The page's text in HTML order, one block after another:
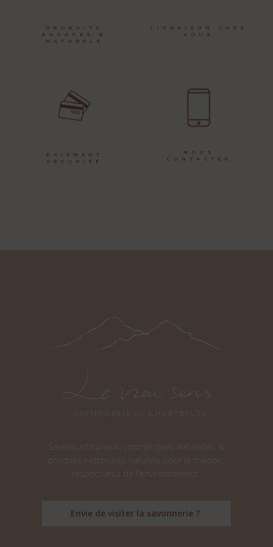
PRODUITS
ENGAGÉS &
NATURELS
LIVRAISON CHEZ
VOUS
PAIEMENT
SÉCURISÉ
NOUS
CONTACTER
Savons artisanaux, cosmétiques naturelles &
produits nettoyants naturels pour la maison,
respectueux de l'environnement.
Envie de visiter la savonnerie ?